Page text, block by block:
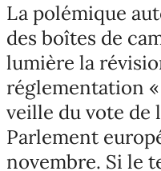
La polémique
des boîtes de
lumière la
réglementation «
veille du vote de
Parlement
novembre. Si le